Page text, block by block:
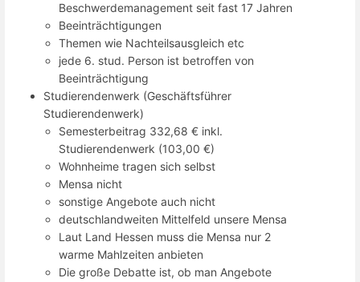
Beschwerdemanagement seit fast 17 Jahren
Beeinträchtigungen
Themen wie Nachteilsausgleich etc
jede 6. stud. Person ist betroffen von
Beeinträchtigung
Studierendenwerk (Geschäftsführer
Studierendenwerk)
Semesterbeitrag 332,68 € inkl.
Studierendenwerk (103,00 €)
Wohnheime tragen sich selbst
Mensa nicht
sonstige Angebote auch nicht
deutschlandweiten Mittelfeld unsere Mensa
Laut Land Hessen muss die Mensa nur 2
warme Mahlzeiten anbieten
Die große Debatte ist, ob man Angebote